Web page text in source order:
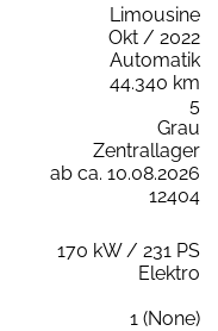
Limousine
Okt / 2022
Automatik
44.340 km
5
Grau
Zentrallager
ab ca. 10.08.2026
12404
170 kW / 231 PS
Elektro
1 (None)